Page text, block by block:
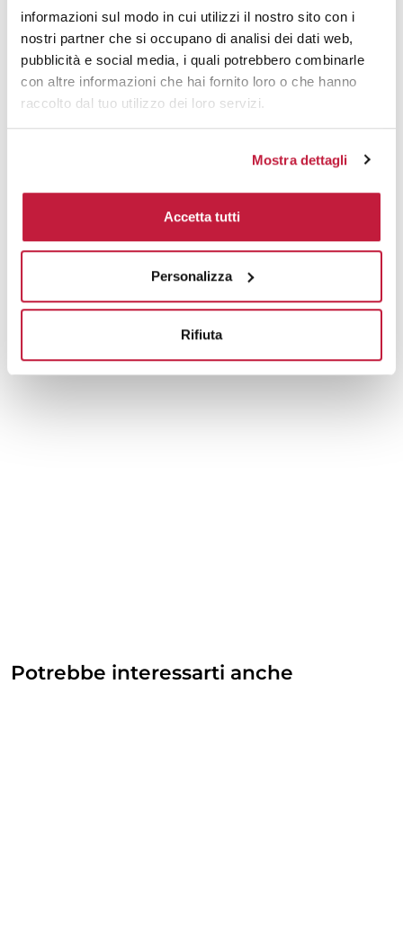
informazioni sul modo in cui utilizzi il nostro sito con i
nostri partner che si occupano di analisi dei dati web,
pubblicità e social media, i quali potrebbero combinarle
con altre informazioni che hai fornito loro o che hanno
raccolto dal tuo utilizzo dei loro servizi.
Mostra dettagli
Accetta tutti
Personalizza
Rifiuta
Prodotti alternativi
Potrebbe interessarti anche